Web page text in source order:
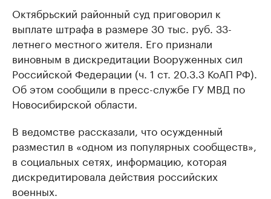
Октябрьский районный суд приговорил к
выплате штрафа в размере 30 тыс. руб. 33-
летнего местного жителя. Его признали
виновным в дискредитации Вооруженных сил
Российской Федерации (ч. 1 ст. 20.3.3 КоАП РФ).
Об этом сообщили в пресс-службе ГУ МВД по
Новосибирской области.
В ведомстве рассказали, что осужденный
разместил в «одном из популярных сообществ»,
в социальных сетях, информацию, которая
дискредитировала действия российских
военных.